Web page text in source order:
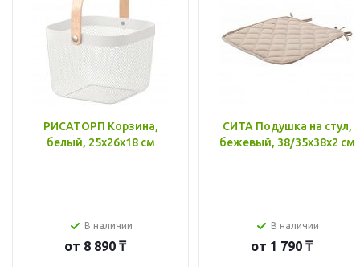
РИСАТОРП Корзина,
белый, 25x26x18 см
В наличии
от 8 890 ₸
СИТА Подушка на стул,
бежевый, 38/35x38x2 см
В наличии
от 1 790 ₸